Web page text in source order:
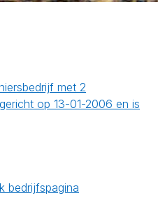
met 2
op 13-01-2006 en is
bedrijfspagina